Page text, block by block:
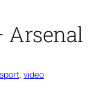
Arsenal
sport, video